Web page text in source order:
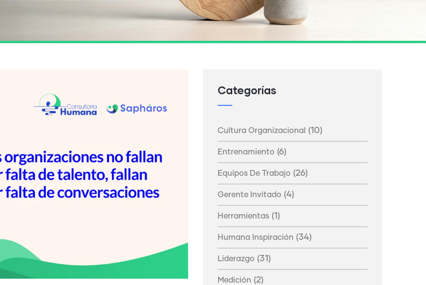
Categorías
Cultura Organizacional (10)
Entrenamiento (6)
Equipos De Trabajo (26)
Gerente Invitado (4)
Herramientas (1)
Humana Inspiración (34)
Liderazgo (31)
Medición (2)